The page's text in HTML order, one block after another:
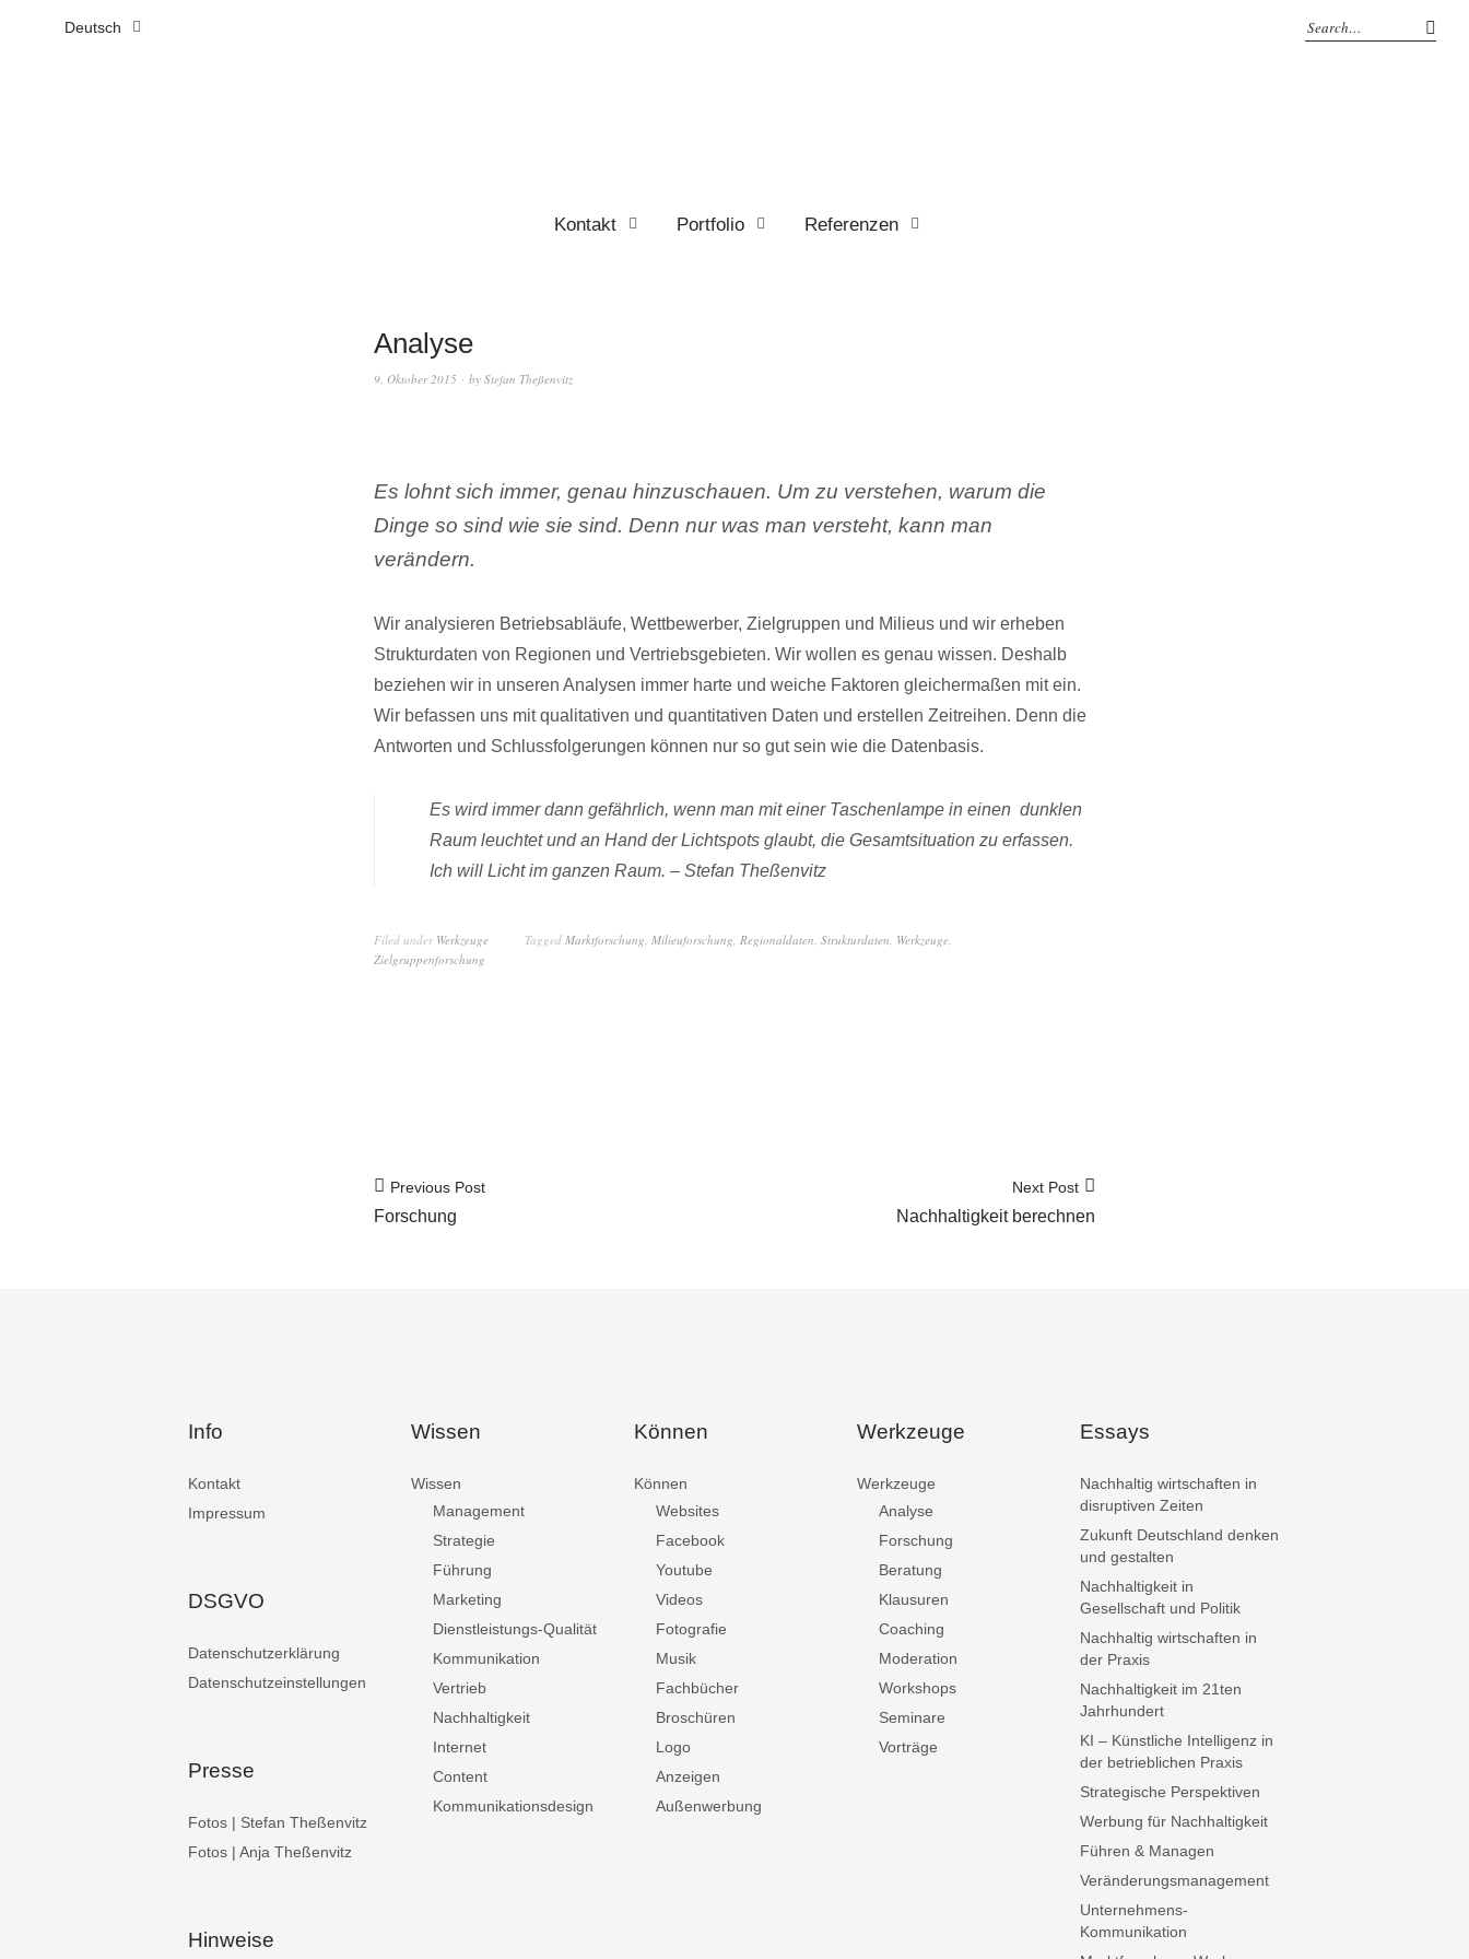
Deutsch
Kontakt Portfolio Referenzen
Analyse
9. Oktober 2015 by Stefan Theßenvitz
Es lohnt sich immer, genau hinzuschauen. Um zu verstehen, warum die
Dinge so sind wie sie sind. Denn nur was man versteht, kann man
verändern.
Wir analysieren Betriebsabläufe, Wettbewerber, Zielgruppen und Milieus und wir erheben
Strukturdaten von Regionen und Vertriebsgebieten. Wir wollen es genau wissen. Deshalb
beziehen wir in unseren Analysen immer harte und weiche Faktoren gleichermaßen mit ein.
Wir befassen uns mit qualitativen und quantitativen Daten und erstellen Zeitreihen. Denn die
Antworten und Schlussfolgerungen können nur so gut sein wie die Datenbasis.
Es wird immer dann gefährlich, wenn man mit einer Taschenlampe in einen dunklen
Raum leuchtet und an Hand der Lichtspots glaubt, die Gesamtsituation zu erfassen.
Ich will Licht im ganzen Raum. – Stefan Theßenvitz
Filed under Werkzeuge Tagged Marktforschung, Milieuforschung, Regionaldaten, Strukturdaten, Werkzeuge,
Zielgruppenforschung
Previous Post
Forschung
Next Post
Nachhaltigkeit berechnen
Info
Kontakt
Impressum
DSGVO
Datenschutzerklärung
Datenschutzeinstellungen
Presse
Fotos | Stefan Theßenvitz
Fotos | Anja Theßenvitz
Hinweise
Wissen
Wissen
Management
Strategie
Führung
Marketing
Dienstleistungs-Qualität
Kommunikation
Vertrieb
Nachhaltigkeit
Internet
Content
Kommunikationsdesign
Können
Können
Websites
Facebook
Youtube
Videos
Fotografie
Musik
Fachbücher
Broschüren
Logo
Anzeigen
Außenwerbung
Werkzeuge
Werkzeuge
Analyse
Forschung
Beratung
Klausuren
Coaching
Moderation
Workshops
Seminare
Vorträge
Essays
Nachhaltig wirtschaften in
disruptiven Zeiten
Zukunft Deutschland denken
und gestalten
Nachhaltigkeit in
Gesellschaft und Politik
Nachhaltig wirtschaften in
der Praxis
Nachhaltigkeit im 21ten
Jahrhundert
KI – Künstliche Intelligenz in
der betrieblichen Praxis
Strategische Perspektiven
Werbung für Nachhaltigkeit
Führen & Managen
Veränderungsmanagement
Unternehmens-
Kommunikation